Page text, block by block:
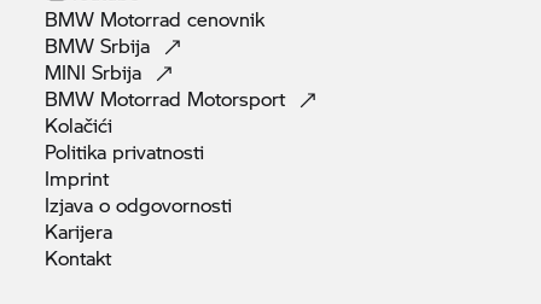
BMW Motorrad cenovnik
BMWSrbija
MINISrbija
BMW Motorrad Motorsport
Kolačići
Politika privatnosti
Imprint
Izjava oodgovornosti
Karijera
Kontakt